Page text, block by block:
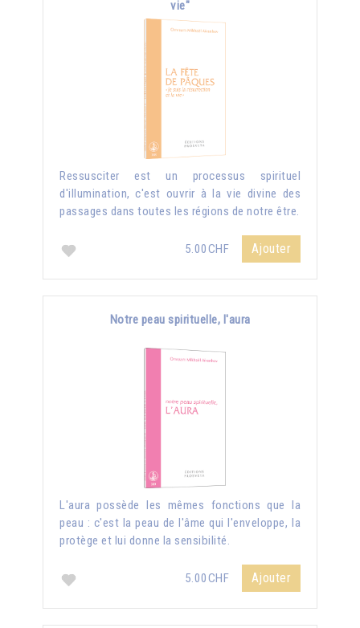
vie"
Ressusciter est un processus spirituel
d'illumination, c'est ouvrir à la vie divine des
passages dans toutes les régions de notre être.
5.00CHF Ajouter
Notre peau spirituelle, l'aura
L'aura possède les mêmes fonctions que la
peau : c'est la peau de l'âme qui l'enveloppe, la
protège et lui donne la sensibilité.
5.00CHF Ajouter